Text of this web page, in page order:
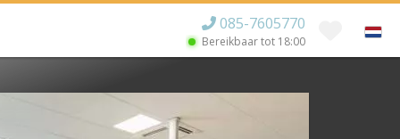
085-7605770
Bereikbaar tot 18:00